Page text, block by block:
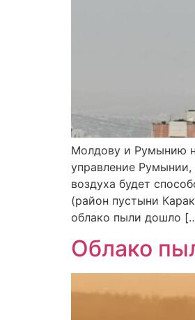
Молдову и Румынию
управление
воздуха будет
(район пустыни
облако пыли дошло
Облако